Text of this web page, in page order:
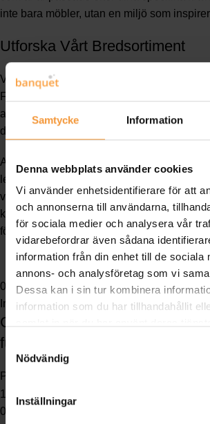
Samtycke Information
Denna webbplats använder cookies
Vi använder enhetsidentifierare för att
och annonserna till användarna,
för sociala medier och analysera vår
vidarebefordrar även sådana
information från din enhet till de sociala
annons- och analysföretag som vi
Dessa kan i sin tur kombinera
information som du har tillhandahållit
Samtyckesval
Nödvändig
Inställningar
inte bara möbler, utan en miljö som
Utforska Vårt Bredsortiment
Vårt breda sortiment gör att du alltid kan
Från kontorsmöbler till
alla. Med snabba leveranser ser vi till att
du behöver dem.
Att vänta kan kännas frustrerande, men
leverans får du precis vad du behöver i rätt
varje dag du väntar är en dag utan
kundmiljöer. Utforska våra produkter idag
förvandla din arbetsplats eller
02
dec
Inspiration
Guide: Så skapar du en
funktionell konferensmiljö med
Posted by
19 mars, 2026
0